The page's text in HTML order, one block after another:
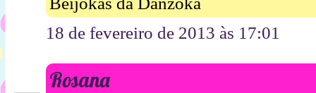
18 de fevereiro de 2013 às 17:01
Rosana